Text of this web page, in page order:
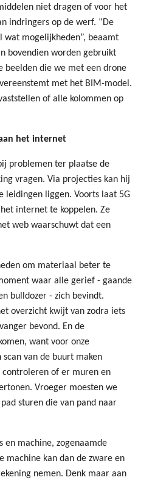
niet dragen of voor het
indringers op de werf. “De
wat mogelijkheden”, beaamt
bovendien worden gebruikt
beelden die we met een drone
met het BIM-model.
of alle kolommen op
het internet
problemen ter plaatse de
vragen. Via projecties kan hij
leidingen liggen. Voorts laat 5G
internet te koppelen. Ze
web waarschuwt dat een
om materiaal beter te
waar alle gerief - gaande
bulldozer - zich bevindt.
overzicht kwijt van zodra iets
bevond. En de
want voor onze
van de buurt maken
of er muren en
Vroeger moesten we
sturen die van pand naar
en machine, zogenaamde
machine kan dan de zware en
nemen. Denk maar aan